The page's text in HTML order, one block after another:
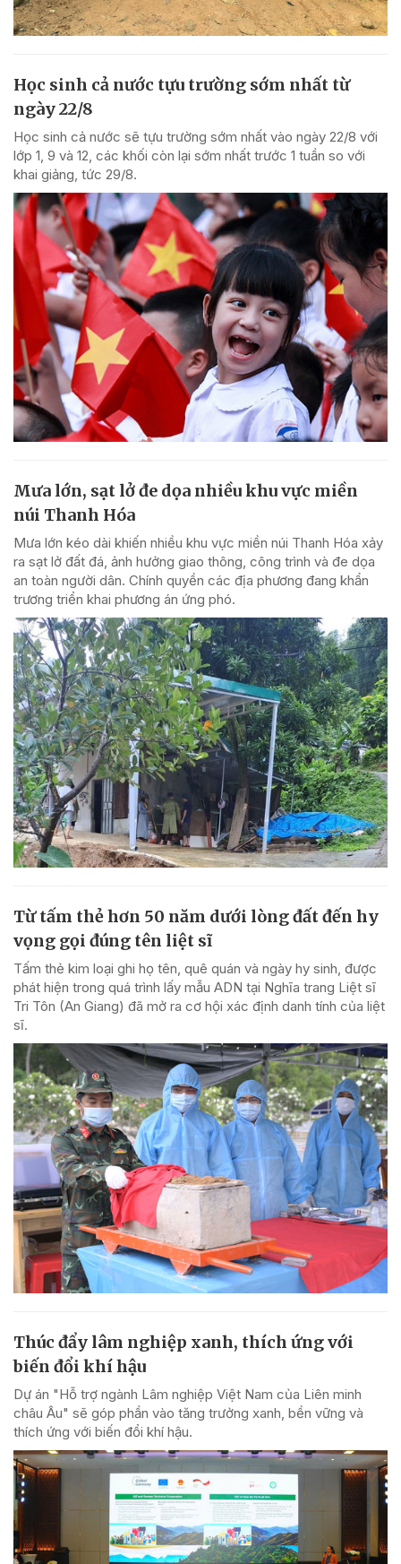
Học sinh cả nước tựu trường sớm nhất từ
ngày 22/8
Học sinh cả nước sẽ tựu trường sớm nhất vào ngày 22/8 với
lớp 1, 9 và 12, các khối còn lại sớm nhất trước 1 tuần so với
khai giảng, tức 29/8.
Mưa lớn, sạt lở đe dọa nhiều khu vực miền
núi Thanh Hóa
Mưa lớn kéo dài khiến nhiều khu vực miền núi Thanh Hóa xảy
ra sạt lở đất đá, ảnh hưởng giao thông, công trình và đe dọa
an toàn người dân. Chính quyền các địa phương đang khẩn
trương triển khai phương án ứng phó.
Từ tấm thẻ hơn 50 năm dưới lòng đất đến hy
vọng gọi đúng tên liệt sĩ
Tấm thẻ kim loại ghi họ tên, quê quán và ngày hy sinh, được
phát hiện trong quá trình lấy mẫu ADN tại Nghĩa trang Liệt sĩ
Tri Tôn (An Giang) đã mở ra cơ hội xác định danh tính của liệt
sĩ.
Thúc đẩy lâm nghiệp xanh, thích ứng với
biến đổi khí hậu
Dự án "Hỗ trợ ngành Lâm nghiệp Việt Nam của Liên minh
châu Âu" sẽ góp phần vào tăng trưởng xanh, bền vững và
thích ứng với biến đổi khí hậu.